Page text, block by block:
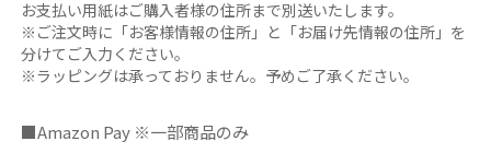
お支払い用紙はご購入者様の住所まで別送いたします。
※ご注文時に「お客様情報の住所」と「お届け先情報の住所」を
分けてご入力ください。
※ラッピングは承っておりません。予めご了承ください。
■Amazon Pay ※一部商品のみ